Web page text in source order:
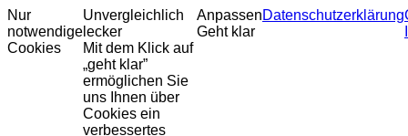
Nur
notwendige
Cookies
Unvergleichlich
lecker
Mit dem Klick auf
„geht klar”
ermöglichen Sie
uns Ihnen über
Cookies ein
verbessertes
Anpassen
Geht klar
Datenschutzerklärung